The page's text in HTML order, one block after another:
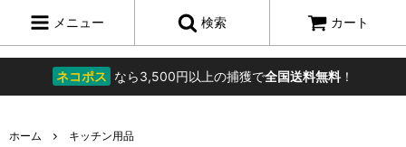
ネコポス なら3,500円以上の捕獲で全国送料無料！
メニュー 検索 カート
ホーム
キッチン用品